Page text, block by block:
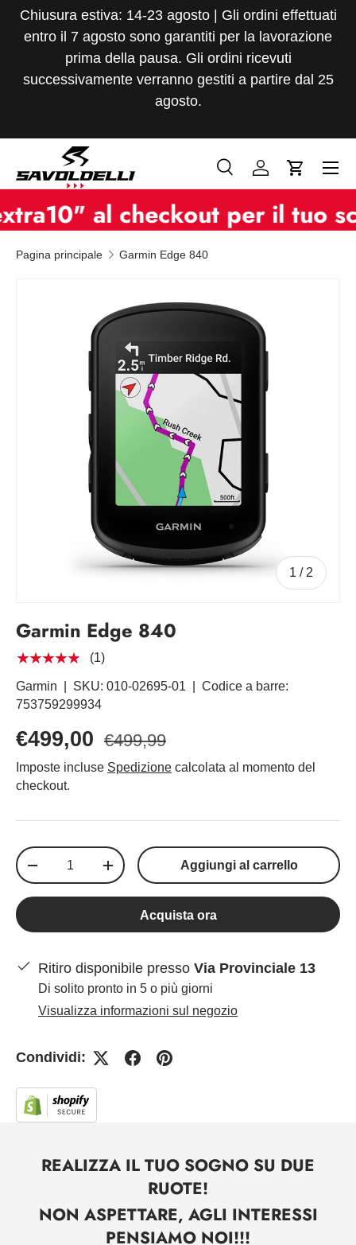
Passa ai contenuti
Chiusura estiva: 14-23 agosto | Gli ordini effettuati
entro il 7 agosto sono garantiti per la lavorazione
prima della pausa. Gli ordini ricevuti
successivamente verranno gestiti a partire dal 25
agosto.
Tutto
CercaAccediCarrello
Menu
al checkout per il tuo
Pagina principale Garmin Edge 840
1 / di
2
Garmin Edge 840
★★★★★ (1)
Garmin SKU: 010-02695-01
Codice a barre:
753759299934
€499,00 €499,99
Imposte incluse Spedizione calcolata al momento del
checkout.
Q.tà
+ Aggiungi al carrello
Acquista ora
Ritiro disponibile presso Via Provinciale 13
Di solito pronto in 5 o più giorni
Visualizza informazioni sul negozio
Condividi:
REALIZZA IL TUO SOGNO SU DUE
RUOTE!
NON ASPETTARE, AGLI INTERESSI
PENSIAMO NOI!!!